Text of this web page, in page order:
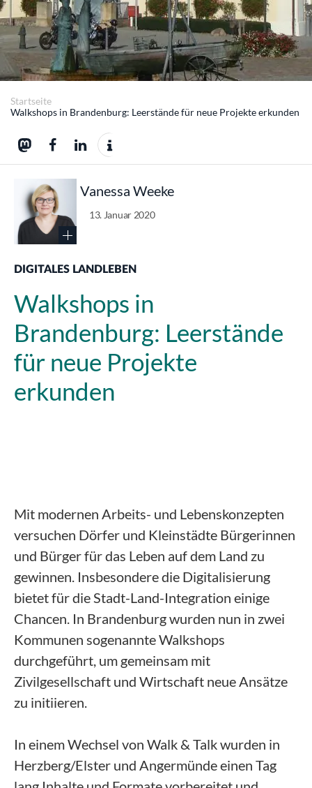
Startseite
Walkshops in Brandenburg: Leerstände für neue Projekte erkunden
Vanessa Weeke
13. Januar 2020
DIGITALES LANDLEBEN
Walkshops in
Brandenburg: Leerstände
für neue Projekte
erkunden
Mit modernen Arbeits- und Lebenskonzepten
versuchen Dörfer und Kleinstädte Bürgerinnen
und Bürger für das Leben auf dem Land zu
gewinnen. Insbesondere die Digitalisierung
bietet für die Stadt-Land-Integration einige
Chancen. In Brandenburg wurden nun in zwei
Kommunen sogenannte Walkshops
durchgeführt, um gemeinsam mit
Zivilgesellschaft und Wirtschaft neue Ansätze
zu initiieren.
In einem Wechsel von Walk & Talk wurden in
Herzberg/Elster und Angermünde einen Tag